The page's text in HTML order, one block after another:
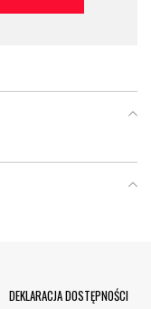
DEKLARACJA DOSTĘPNOŚCI